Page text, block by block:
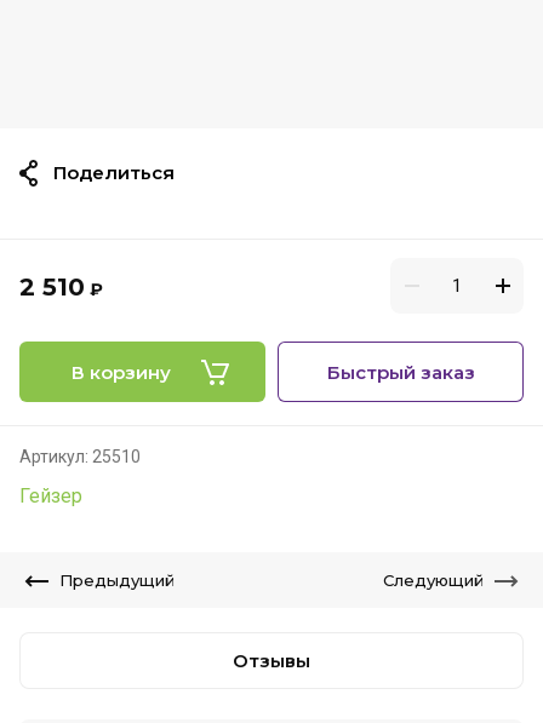
2 510 ₽
В корзину Быстрый заказ
Артикул: 25510
Гейзер
Поделиться
Предыдущий Следующий
Отзывы